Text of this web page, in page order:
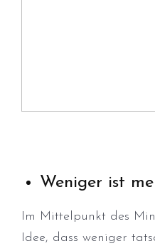
Weniger ist
Im Mittelpunkt des
Idee, dass weniger